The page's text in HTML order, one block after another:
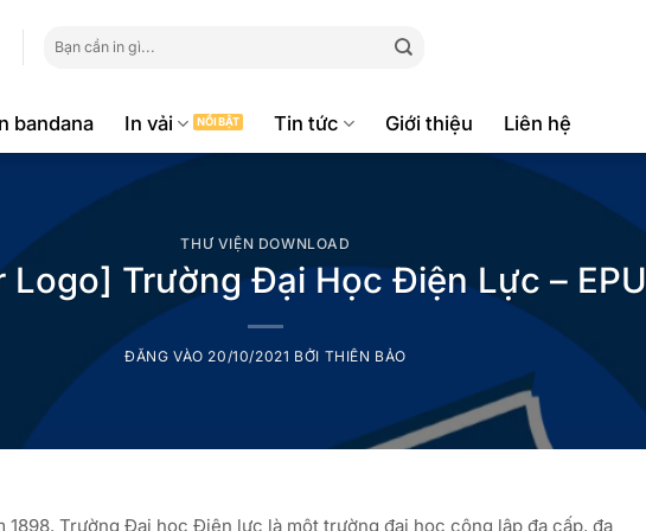
kiếm:
bandana In vải Tin tức Giới thiệu Liên hệ
THƯ VIỆN DOWNLOAD
Logo] Trường Đại Học Điện Lực – EPU
ĐĂNG VÀO 20/10/2021 BỞI THIÊN BẢO
Trường Đại học Điện lực là một trường đại học công lập đa cấp, đa